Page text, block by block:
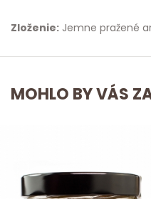
Zloženie: Jemne pražené
MOHLO BY VÁS